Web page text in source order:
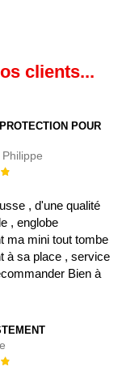
clients...
POUR
:
, d'une qualité
, englobe
ma mini tout tombe
à sa place , service
Bien à
: